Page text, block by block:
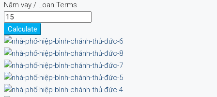
Năm vay / Loan Terms
Calculate